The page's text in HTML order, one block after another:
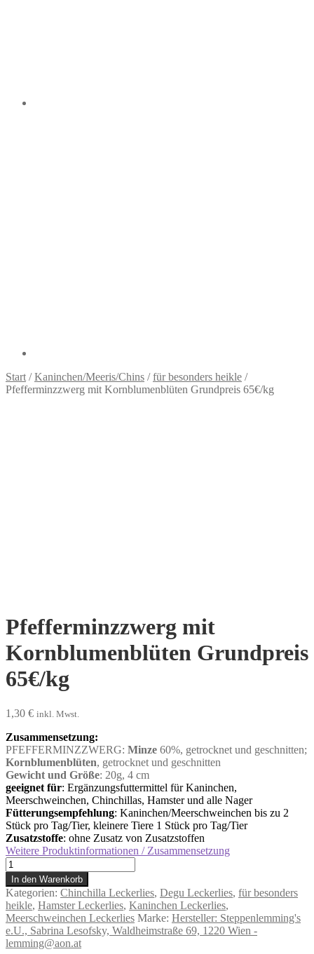
Start /Kaninchen/Meeris/Chins /für besonders heikle /
Pfefferminzzwerg mit Kornblumenblüten Grundpreis 65€/kg
Pfefferminzzwerg mit
Kornblumenblüten Grundpreis
65€/kg
1,30 € inkl. Mwst.
Zusammensetzung:
PFEFFERMINZZWERG: Minze 60%, getrocknet und geschnitten;
Kornblumenblüten, getrocknet und geschnitten
Gewicht und Größe: 20g, 4 cm
geeignet für: Ergänzungsfuttermittel für Kaninchen,
Meerschweinchen, Chinchillas, Hamster und alle Nager
Fütterungsempfehlung: Kaninchen/Meerschweinchen bis zu 2
Stück pro Tag/Tier, kleinere Tiere 1 Stück pro Tag/Tier
Zusatzstoffe: ohne Zusatz von Zusatzstoffen
Weitere Produktinformationen / Zusammensetzung
Pfefferminzzwerg
mit
Kornblumenblüten
Grundpreis
65€/kg
Menge
In den Warenkorb
Kategorien: Chinchilla Leckerlies, Degu Leckerlies, für besonders
heikle, Hamster Leckerlies, Kaninchen Leckerlies,
Meerschweinchen Leckerlies Marke: Hersteller: Steppenlemming's
e.U., Sabrina Lesofsky, Waldheimstraße 69, 1220 Wien -
lemming@aon.at